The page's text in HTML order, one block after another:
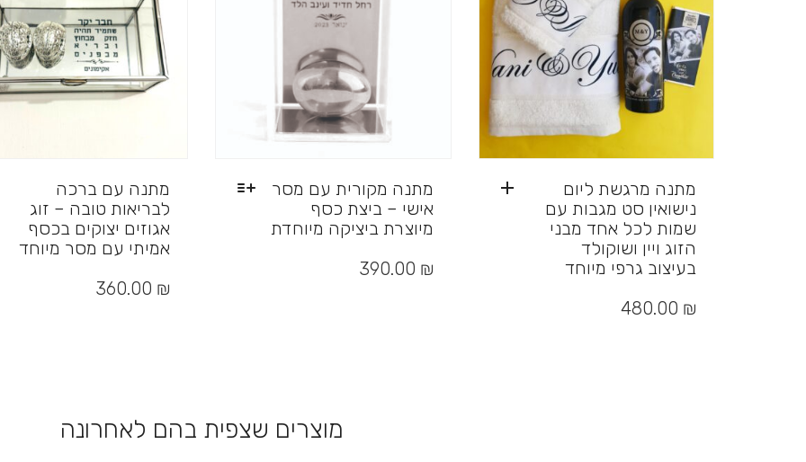
מתנה מרגשת ליום
נישואין סט מגבות עם
שמות לכל אחד מבני
הזוג ויין ושוקולד
בעיצוב גרפי מיוחד
480.00 ₪
מתנה מקורית עם מסר
אישי – ביצת כסף
מיוצרת ביציקה מיוחדת
זה 390.00 ₪
מתנה עם ברכה
לבריאות טובה – זוג
אגוזים יצוקים בכסף
אמיתי עם מסר מיוחד
זה
בעמוד
360.00 ₪
מוצרים שצפית בהם לאחרונה